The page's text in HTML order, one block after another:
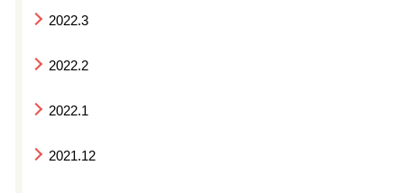
2022.3
2022.2
2022.1
2021.12